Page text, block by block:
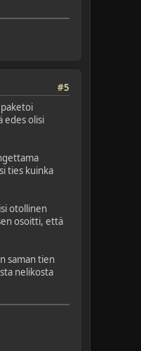
#5
edes olisi
ties kuinka
otollinen
osoitti, että
saman tien
nelikosta